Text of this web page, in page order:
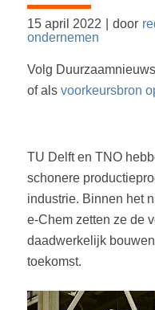
15 april 2022 door
ondernemen
Volg
of als voorkeursbron
TU Delft en TNO
schonere
industrie. Binnen het
e-Chem zetten ze de
daadwerkelijk
toekomst.